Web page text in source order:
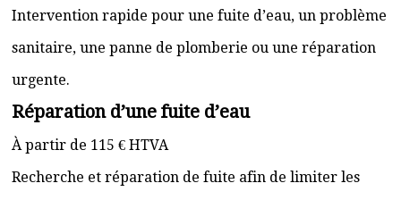
Intervention rapide pour une fuite d’eau, un problème
sanitaire, une panne de plomberie ou une réparation
urgente.
Réparation d’une fuite d’eau
À partir de 115 € HTVA
Recherche et réparation de fuite afin de limiter les